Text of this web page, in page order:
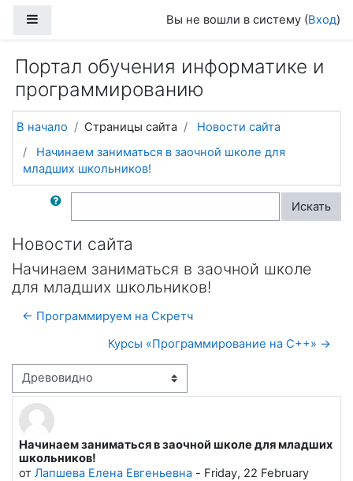
Вы не вошли в систему (Вход)
Портал обучения информатике и
программированию
В начало Страницы сайта
Новости сайта
Начинаем заниматься в заочной школе для
младших школьников!
Поиск по форумам Искать
Новости сайта
Начинаем заниматься в заочной школе
для младших школьников!
← Программируем на Скретч
Курсы «Программирование на C++» →
Режим отображения
Начинаем заниматься в заочной школе для младших
школьников!
от Лапшева Елена Евгеньевна - Friday, 22 February
Количество ответов: 0